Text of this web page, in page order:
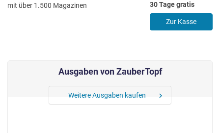
mit über 1.500 Magazinen 30 Tage gratis
Zur Kasse
Ausgaben von ZauberTopf
Weitere Ausgaben kaufen chevron_right